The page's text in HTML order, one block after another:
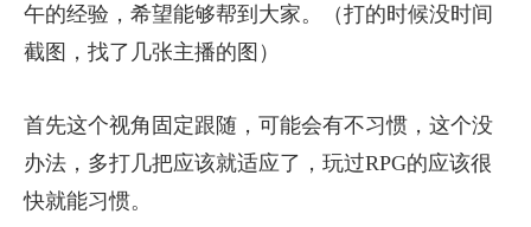
午的经验，希望能够帮到大家。（打的时候没时间
截图，找了几张主播的图）
首先这个视角固定跟随，可能会有不习惯，这个没
办法，多打几把应该就适应了，玩过RPG的应该很
快就能习惯。